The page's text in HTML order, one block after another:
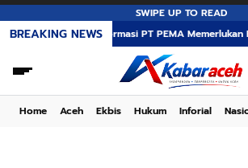
SWIPE UP TO READ
BREAKING NEWS
Transformasi PT PEMA Memerlukan
Home Aceh Ekbis Hukum Inforial